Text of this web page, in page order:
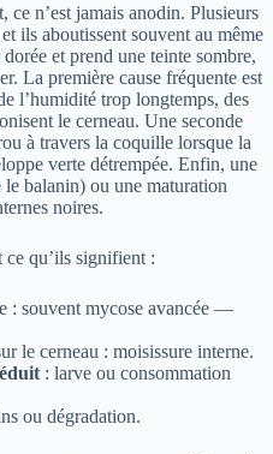
n’est jamais anodin. Plusieurs
ils aboutissent souvent au même
et prend une teinte sombre,
La première cause fréquente est
l’humidité trop longtemps, des
le cerneau. Une seconde
à travers la coquille lorsque la
verte détrempée. Enfin, une
balanin) ou une maturation
noires.
ce qu’ils signifient :
: souvent mycose avancée —
le cerneau : moisissure interne.
: larve ou consommation
ou dégradation.